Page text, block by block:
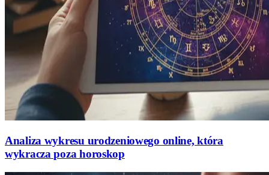
Analiza wykresu urodzeniowego online, która
wykracza poza horoskop